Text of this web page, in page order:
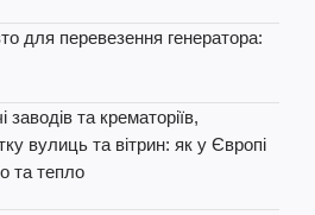
для перевезення генератора:
та крематоріїв,
вулиць та вітрин: як у Європі
та тепло